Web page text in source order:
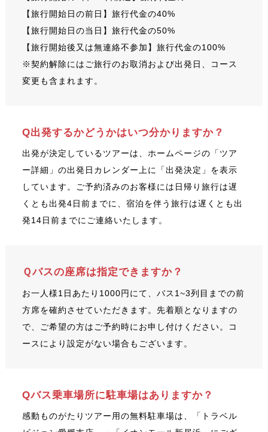
【旅行開始日の前日】旅行代金の40%
【旅行開始日の当日】旅行代金の50%
【旅行開始後又は無連絡不参加】旅行代金の100%
※契約解除にはご旅行のお取消および出発日、コース
変更も含まれます。
Q出発するかどうかはいつ分かりますか？
出発が決定しているツアーは、ホームページの「ツア
ー詳細」の出発日カレンダー上に「出発決定」を表示
しています。ご予約済みのお客様には日帰り旅行は遅
くとも出発4日前までに、宿泊を伴う旅行は遅くとも出
発14日前までにご連絡いたします。
Ｑバスの座席は指定できますか？
お一人様1日あたり1000円にて、バス1~3列目までの前
方席を確約させていただきます。先着順となりますの
で、ご希望の方はご予約時にお申し付けください。コ
ースにより設定がない場合もございます。
Qバス乗車場所に駐車場はありますか？
感動ものがたりツアー用の無料駐車場は、「トラベル